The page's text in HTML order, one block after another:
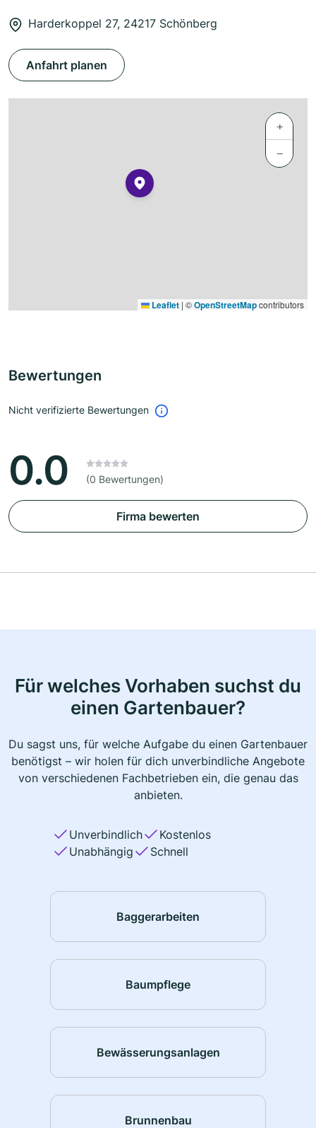
Harderkoppel 27, 24217 Schönberg
Anfahrt planen
+
−
Leaflet | ©OpenStreetMapcontributors
Bewertungen
Nicht verifizierte Bewertungen
0.0 (0 Bewertungen)
Firma bewerten
Für welches Vorhaben suchst du
einen Gartenbauer?
Du sagst uns, für welche Aufgabe du einen Gartenbauer
benötigst – wir holen für dich unverbindliche Angebote
von verschiedenen Fachbetrieben ein, die genau das
anbieten.
Unverbindlich
Kostenlos
Unabhängig
Schnell
Baggerarbeiten
Baumpflege
Bewässerungsanlagen
Brunnenbau